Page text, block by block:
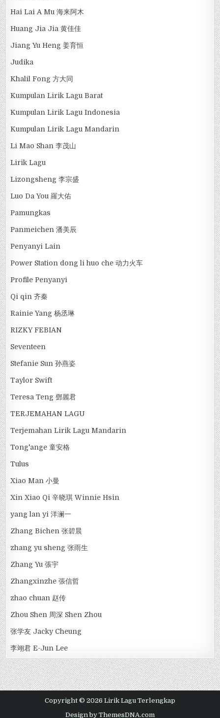
Hai Lai A Mu 海来阿木
Huang Jia Jia 黄佳佳
Jiang Yu Heng 姜育恒
Judika
Khalil Fong 方大同
Kumpulan Lirik Lagu Barat
Kumpulan Lirik Lagu Indonesia
Kumpulan Lirik Lagu Mandarin
Li Mao Shan 李茂山
Lirik Lagu
Lizongsheng 李宗盛
Luo Da You 羅大佑
Pamungkas
Panmeichen 潘美辰
Penyanyi Lain
Power Station dong li huo che 动力火车
Profile Penyanyi
Qi qin 齐秦
Rainie Yang 杨丞琳
RIZKY FEBIAN
Seventeen
Stefanie Sun 孙燕姿
Taylor Swift
Teresa Teng 鄧麗君
TERJEMAHAN LAGU
Terjemahan Lirik Lagu Mandarin
Tong'ange 童安格
Tulus
Xiao Man 小曼
Xin Xiao Qi 辛晓琪 Winnie Hsin
yang lan yi 洋澜一
Zhang Bichen 张碧晨
zhang yu sheng 张雨生
Zhang Yu 張宇
Zhangxinzhe 張信哲
zhao chuan 赵传
Zhou Shen 周深 Shen Zhou
张学友 Jacky Cheung
李翊君 E-Jun Lee
Copyright © 2026 Lirik Lagu Terlengkap
Design by ThemesDNA.com